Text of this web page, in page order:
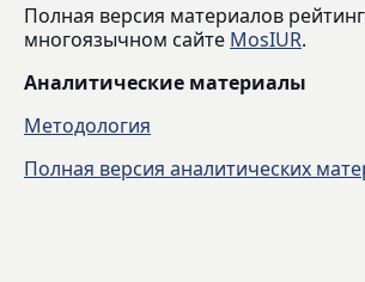
Полная версия материалов
многоязычном сайте MosIUR.
Аналитические материалы
Методология
Полная версия аналитических